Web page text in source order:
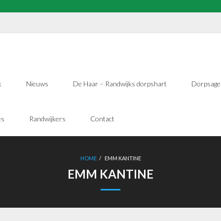
Nieuws De Haar – Randwijks dorpshart
Randwijkers Contact
HOME / EMM KANTINE
EMM KANTINE